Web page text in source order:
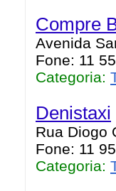
Compre
Avenida
Fone: 11
Categoria:
Denistaxi
Rua Diogo
Fone: 11
Categoria: